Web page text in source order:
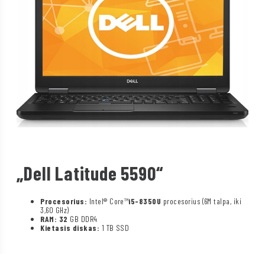
„Dell Latitude 5590“
Procesorius: Intel® Core™i5-8350U procesorius (6M talpa, iki
3,60 GHz)
RAM: 32 GB DDR4
Kietasis diskas: 1 TB SSD